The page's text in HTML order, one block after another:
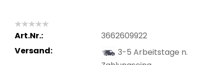
Art.Nr.:
3662609922
Versand:
3-5 Arbeitstage n.